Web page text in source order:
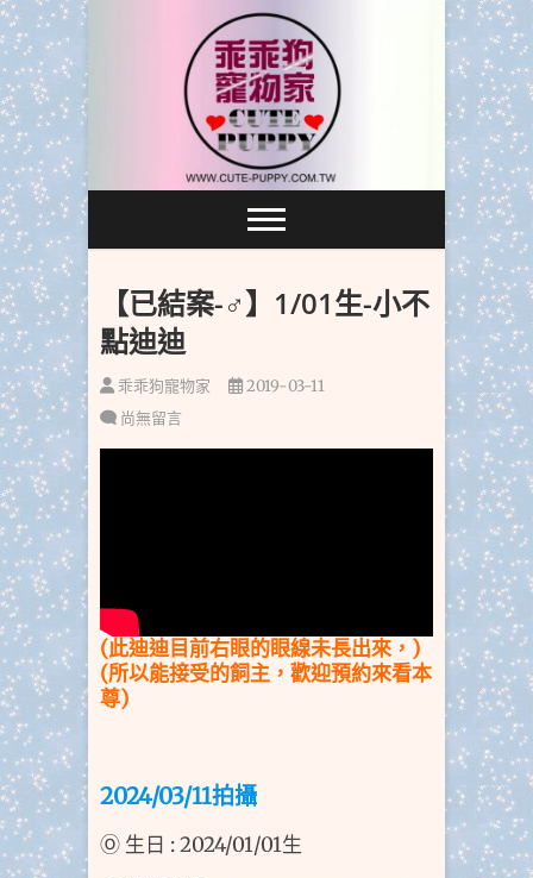
【已結案-♂】1/01生-小不
點迪迪
乖乖狗寵物家
2019-03-11
尚無留言
(此迪迪目前右眼的眼線未長出來，)
(所以能接受的飼主，歡迎預約來看本
尊)
2024/03/11拍攝
Ⓞ 生日 : 2024/01/01生